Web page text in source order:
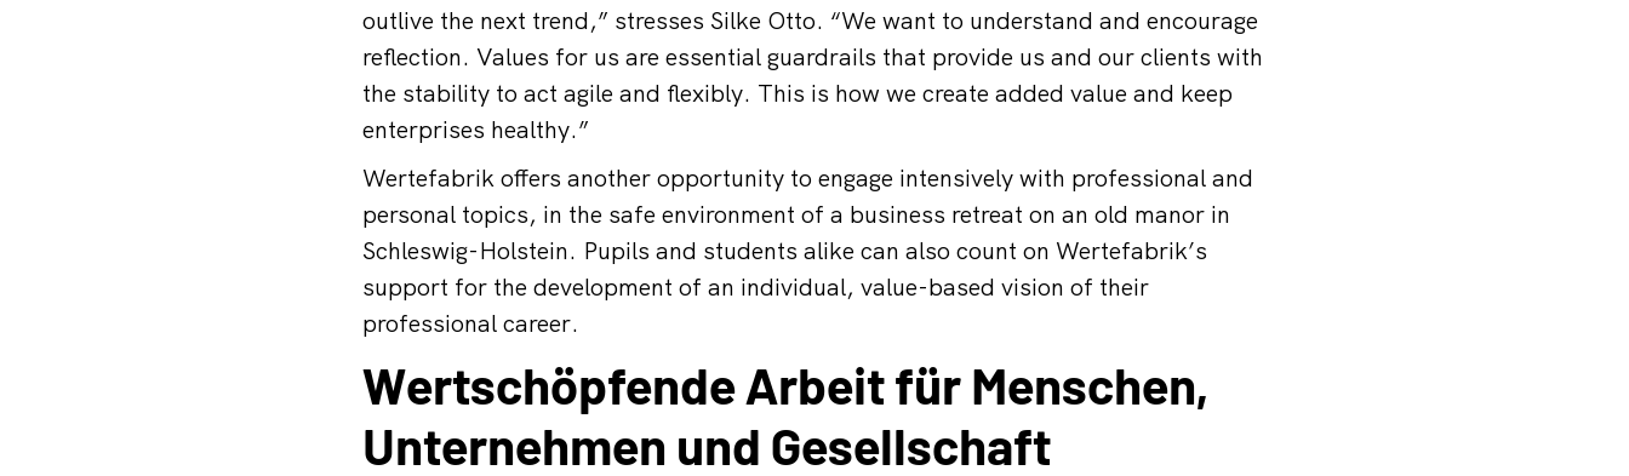
outlive the next trend,” stresses Silke Otto. “We want to understand and encourage
reflection. Values for us are essential guardrails that provide us and our clients with
the stability to act agile and flexibly. This is how we create added value and keep
enterprises healthy.”
Wertefabrik offers another opportunity to engage intensively with professional and
personal topics, in the safe environment of a business retreat on an old manor in
Schleswig-Holstein. Pupils and students alike can also count on Wertefabrik’s
support for the development of an individual, value-based vision of their
professional career.
Wertschöpfende Arbeit für Menschen,
Unternehmen und Gesellschaft